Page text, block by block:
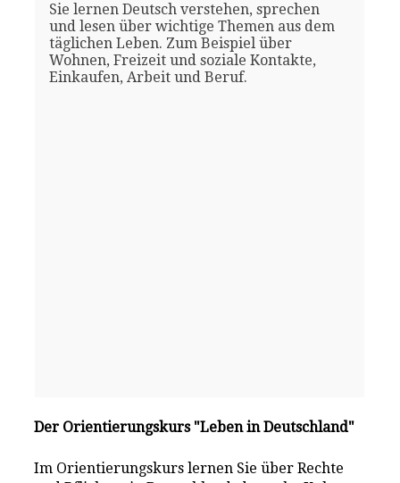
Sie lernen Deutsch verstehen, sprechen
und lesen über wichtige Themen aus dem
täglichen Leben. Zum Beispiel über
Wohnen, Freizeit und soziale Kontakte,
Einkaufen, Arbeit und Beruf.
Der Orientierungskurs "Leben in Deutschland"
Im Orientierungskurs lernen Sie über Rechte